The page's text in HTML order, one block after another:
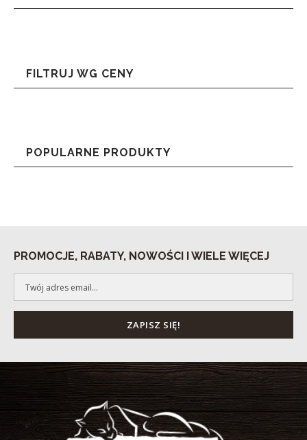
FILTRUJ WG CENY
POPULARNE PRODUKTY
PROMOCJE, RABATY, NOWOŚCI I WIELE WIĘCEJ